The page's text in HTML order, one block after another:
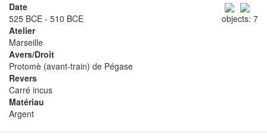
objects: 7
Date
525 BCE - 510 BCE
Atelier
Marseille
Avers/Droit
Protomè (avant-train) de Pégase
Revers
Carré incus
Matériau
Argent